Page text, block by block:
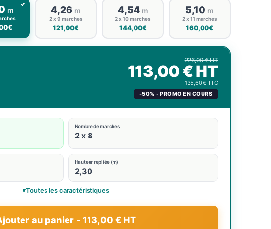
m 4,26 m
2 x 9 marches
121,00€
4,54 m
2 x 10 marches
144,00€
5,10 m
2 x 11 marches
160,00€
HT
226,00 € HT
113,00 € HT
135,60 € TTC
-50% - PROMO EN COURS
Nombre de marches
2 x 8
Hauteur repliée (m)
2,30
▾Toutes les caractéristiques
au panier - 113,00 € HT